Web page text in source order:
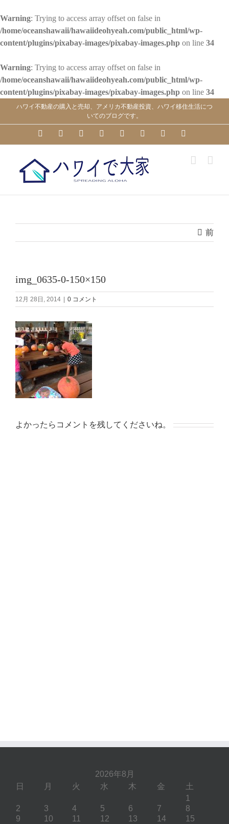
Warning: Trying to access array offset on false in
/home/oceanshawaii/hawaiideohyeah.com/public_html/wp-
content/plugins/pixabay-images/pixabay-images.php on line 34
Warning: Trying to access array offset on false in
/home/oceanshawaii/hawaiideohyeah.com/public_html/wp-
content/plugins/pixabay-images/pixabay-images.php on line 34
ハワイ不動産の購入と売却、アメリカ不動産投資、ハワイ移住生活につ
いてのブログです。
YouTubeFacebookInstagramLinkedInSkype PinterestTumblr
前
img_0635-0-150×150
12月 28日, 2014 0 コメント
よかったらコメントを残してくださいね。
2026年8月
日
月 火 水 木 金
土
1
2
3 4 5 6 7
8
9
10 11 12 13 14
15